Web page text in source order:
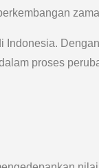
Indonesia. Dengan
proses